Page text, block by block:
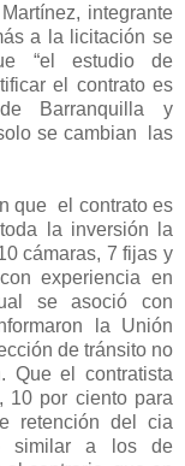
integrante
a la licitación se
“el estudio de
el contrato es
Barranquilla y
se cambian las
que el contrato es
la inversión la
cámaras, 7 fijas y
experiencia en
se asoció con
la Unión
de tránsito no
Que el contratista
10 por ciento para
retención del cia
similar a los de